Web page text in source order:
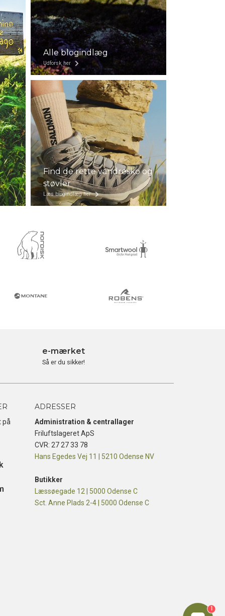
Alle blogindlæg
Udforsk her
Find de rette vandresko og
støvler
Læs blogindlæg her
e-mærket
Så er du sikker!
på
ADRESSER
Administration & centrallager
Friluftslageret ApS
CVR: 27 27 33 78
Hans Egedes Vej 11 | 5210 Odense NV
Butikker
Læssøegade 12 | 5000 Odense C
Sct. Anne Plads 2-4 | 5000 Odense C
1